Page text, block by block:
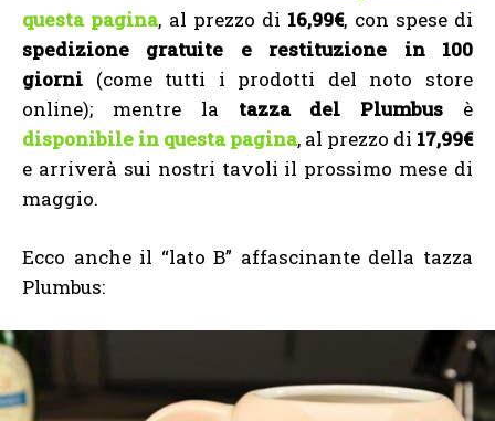
questa pagina, al prezzo di 16,99€, con spese di
spedizione gratuite e restituzione in 100
giorni (come tutti i prodotti del noto store
online); mentre la tazza del Plumbus è
disponibile in questa pagina, al prezzo di 17,99€
e arriverà sui nostri tavoli il prossimo mese di
maggio.
Ecco anche il “lato B” affascinante della tazza
Plumbus: